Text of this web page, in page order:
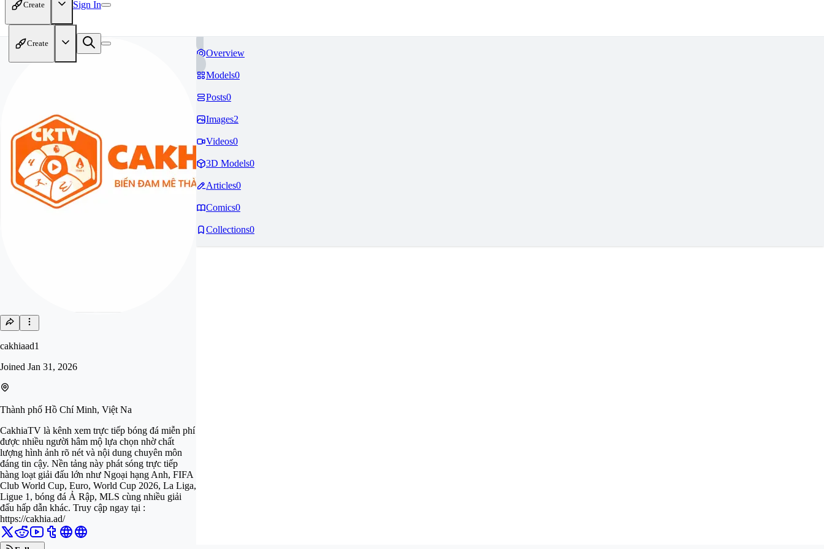
Create Sign In
Create
cakhiaad1
Joined Jan 31, 2026
Thành phố Hồ Chí Minh, Việt Na
CakhiaTV là kênh xem trực tiếp bóng đá miễn phí
được nhiều người hâm mộ lựa chọn nhờ chất
lượng hình ảnh rõ nét và nội dung chuyên môn
đáng tin cậy. Nền tảng này phát sóng trực tiếp
hàng loạt giải đấu lớn như Ngoại hạng Anh, FIFA
Club World Cup, Euro, World Cup 2026, La Liga,
Ligue 1, bóng đá Ả Rập, MLS cùng nhiều giải
đấu hấp dẫn khác. Truy cập ngay tại :
https://cakhia.ad/
Overview
Models0
Posts0
Images2
Videos0
3D Models0
Articles0
Comics0
Collections0